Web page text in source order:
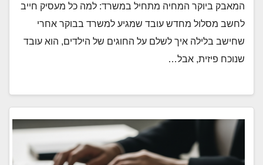
המאבק ביוקר המחיה מתחיל במשרד: למה כל מעסיק חייב
לחשב מסלול מחדש עובד שמגיע למשרד בבוקר אחרי
שחישב בלילה איך לשלם על החוגים של הילדים, הוא עובד
שנוכח פיזית, אבל…